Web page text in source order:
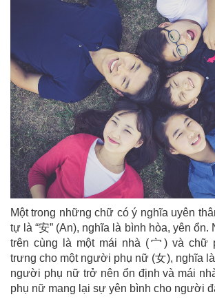
Một trong những chữ có ý nghĩa uyên
tự là “安” (An), nghĩa là bình hòa, yên ổn.
trên cùng là một mái nhà (宀) và chữ
trưng cho một người phụ nữ (女), nghĩa
người phụ nữ trở nên ổn định và mái
phụ nữ mang lại sự yên bình cho người